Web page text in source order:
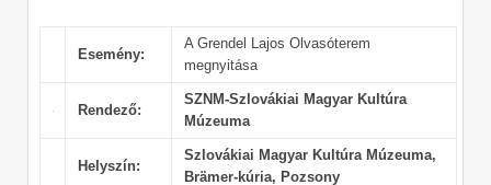
Esemény:
A Grendel Lajos Olvasóterem
megnyitása
Rendező:
SZNM-Szlovákiai Magyar Kultúra
Múzeuma
Helyszín:
Szlovákiai Magyar Kultúra Múzeuma,
Brämer-kúria, Pozsony